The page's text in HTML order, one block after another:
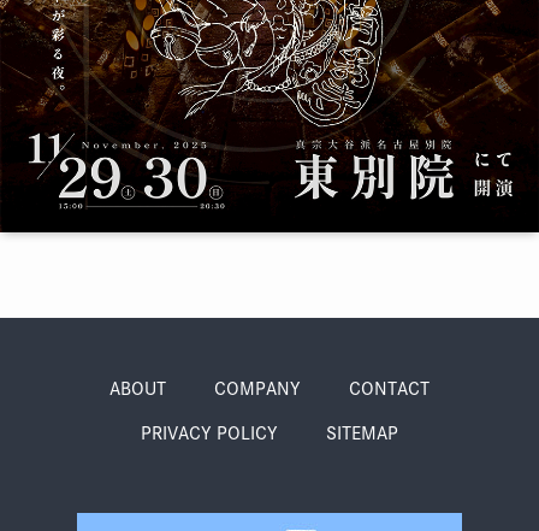
本・まち 自転車・まち
ABOUT COMPANY CONTACT
PRIVACY POLICY SITEMAP